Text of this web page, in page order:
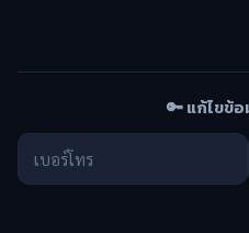
🔑 แก้ไขข้